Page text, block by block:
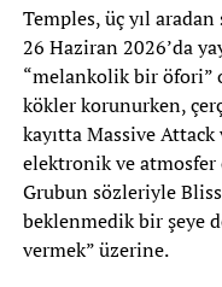
Temples, üç yıl
26 Haziran 2026’da
“melankolik bir öfori”
kökler korunurken,
kayıtta Massive
elektronik ve atmosfer
Grubun sözleriyle
beklenmedik bir şeye
vermek” üzerine.